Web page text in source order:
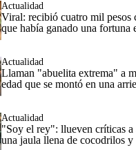
Actualidad
Viral: recibió cuatro mil pesos
que había ganado una fortuna
Actualidad
Llaman "abuelita extrema" a
edad que se montó en una
Actualidad
"Soy el rey": llueven críticas a
una jaula llena de cocodrilos y